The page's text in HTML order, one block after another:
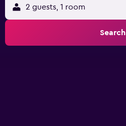
2 guests, 1 room
Search